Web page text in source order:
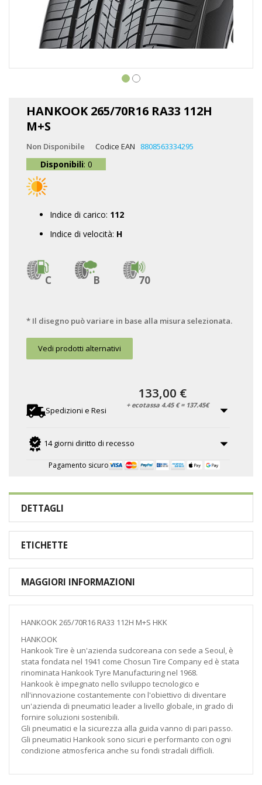
HANKOOK 265/70R16 RA33 112H
M+S
Non Disponibile Codice EAN 8808563334295
Disponibili: 0
Indice di carico: 112
Indice di velocità: H
C B 70
* Il disegno può variare in base alla misura selezionata.
Vedi prodotti alternativi
Spedizioni e Resi
14 giorni diritto di recesso
Pagamento sicuro
133,00 €
+ ecotassa 4.45 € = 137.45€
galleria
immagini
DETTAGLI
ETICHETTE
MAGGIORI INFORMAZIONI
HANKOOK 265/70R16 RA33 112H M+S HKK
HANKOOK
Hankook Tire è un'azienda sudcoreana con sede a Seoul, è
stata fondata nel 1941 come Chosun Tire Company ed è stata
rinominata Hankook Tyre Manufacturing nel 1968.
Hankook è impegnato nello sviluppo tecnologico e
nll'innovazione costantemente con l'obiettivo di diventare
un'azienda di pneumatici leader a livello globale, in grado di
fornire soluzioni sostenibili.
Gli pneumatici e la sicurezza alla guida vanno di pari passo.
Gli pneumatici Hankook sono sicuri e performanto con ogni
condizione atmosferica anche su fondi stradali difficili.